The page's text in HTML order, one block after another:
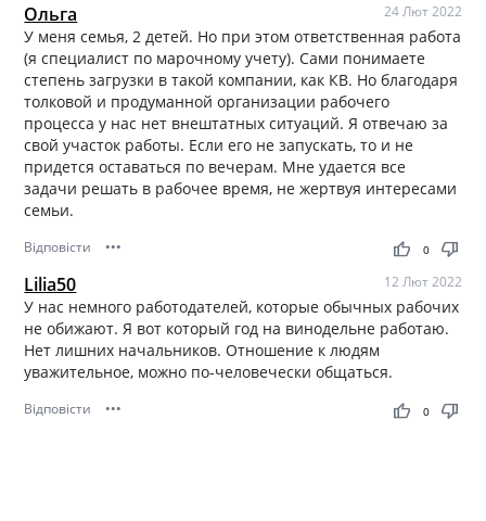
Ольга 24 Лют 2022
У меня семья, 2 детей. Но при этом ответственная работа
(я специалист по марочному учету). Сами понимаете
степень загрузки в такой компании, как КВ. Но благодаря
толковой и продуманной организации рабочего
процесса у нас нет внештатных ситуаций. Я отвечаю за
свой участок работы. Если его не запускать, то и не
придется оставаться по вечерам. Мне удается все
задачи решать в рабочее время, не жертвуя интересами
семьи.
Відповісти ••• thumb_up thumb_down
0
Lilia50 12 Лют 2022
У нас немного работодателей, которые обычных рабочих
не обижают. Я вот который год на винодельне работаю.
Нет лишних начальников. Отношение к людям
уважительное, можно по-человечески общаться.
Відповісти ••• thumb_up thumb_down
0